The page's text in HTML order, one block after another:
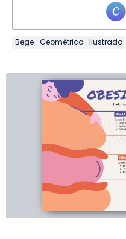
Bege Geométrico Ilustrado